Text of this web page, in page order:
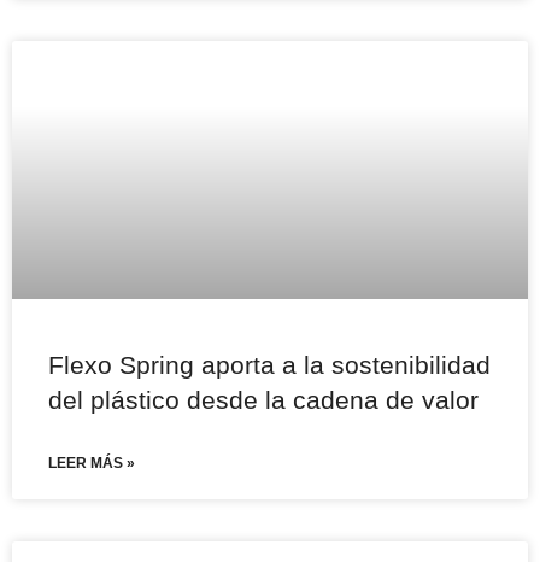
Flexo Spring aporta a la sostenibilidad
del plástico desde la cadena de valor
LEER MÁS »